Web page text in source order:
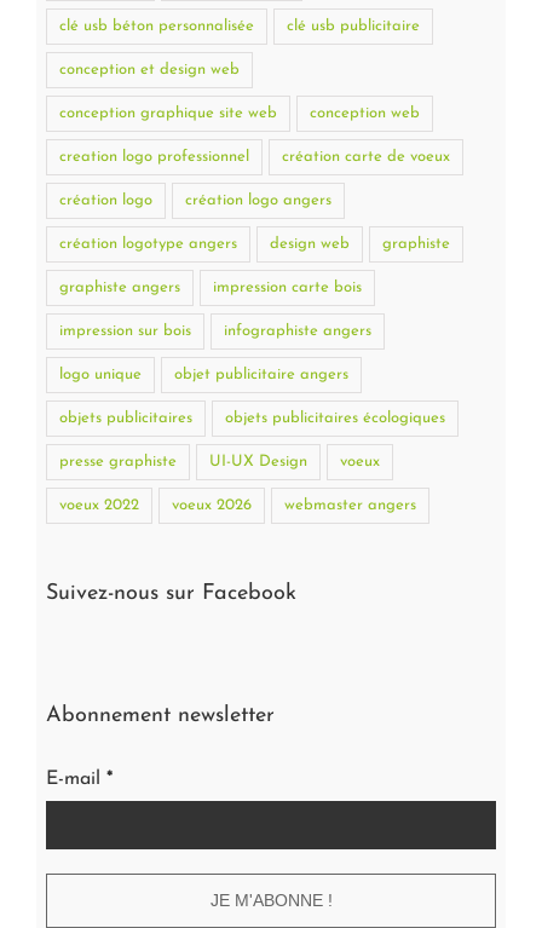
clé usb béton personnalisée clé usb publicitaire
conception et design web
conception graphique site web conception web
creation logo professionnel création carte de voeux
création logo création logo angers
création logotype angers design web graphiste
graphiste angers impression carte bois
impression sur bois infographiste angers
logo unique objet publicitaire angers
objets publicitaires objets publicitaires écologiques
presse graphiste UI-UX Design voeux
voeux 2022 voeux 2026 webmaster angers
Suivez-nous sur Facebook
Abonnement newsletter
E-mail *